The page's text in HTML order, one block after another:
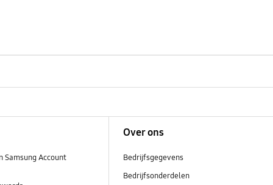
Samsung Account
Over ons
Bedrijfsgegevens
Bedrijfsonderdelen